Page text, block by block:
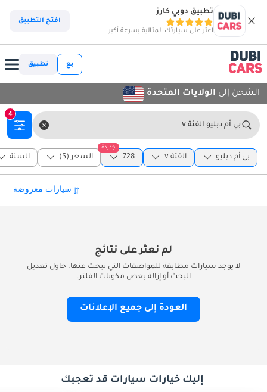
تطبيق دوبي كارز
اعثر على سيارتك المثالية بسرعة أكبر
افتح التطبيق
بع تطبيق
الشحن إلى الولايات المتحدة
بي أم دبليو الفئة ٧
4
بي أم دبليو الفئة ٧
جديدة
728 السعر ($) السنة
لم نعثر على نتائج
لا يوجد سيارات مطابقة للمواصفات التي تبحث عنها. حاول تعديل
البحث أو إزالة بعض مكونات الفلتر.
العودة إلى جميع الإعلانات
إليك خيارات سيارات قد تعجبك